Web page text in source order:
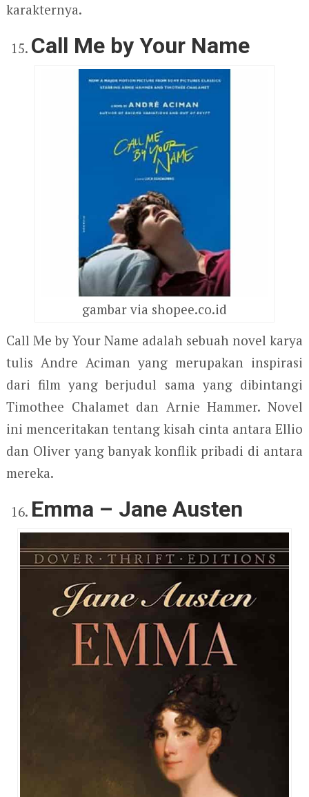
karakternya.
Call Me by Your Name
gambar via shopee.co.id
Call Me by Your Name adalah sebuah novel karya
tulis Andre Aciman yang merupakan inspirasi
dari film yang berjudul sama yang dibintangi
Timothee Chalamet dan Arnie Hammer. Novel
ini menceritakan tentang kisah cinta antara Ellio
dan Oliver yang banyak konflik pribadi di antara
mereka.
Emma – Jane Austen